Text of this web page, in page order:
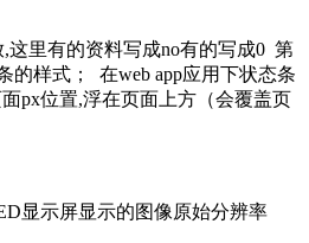
,这里有的资料写成no有的写成0 第
的样式； 在web app应用下状态条
面px位置,浮在页面上方（会覆盖页
显示屏显示的图像原始分辨率